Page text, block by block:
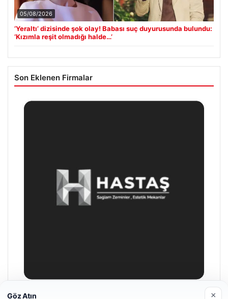
05/08/2026
‘Yeraltı’ dizisinde şok olay! Babası suç duyurusunda bulundu:
‘Kızımla reşit olmadığı halde…’
Son Eklenen Firmalar
Göz Atın ×